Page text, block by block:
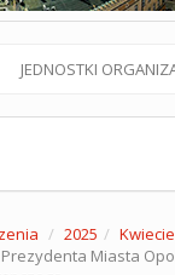
JEDNOSTKI
2025
Prezydenta Miasta